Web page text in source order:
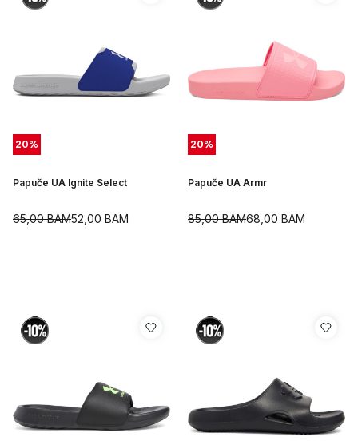
20%
Papuče UA Ignite Select
52,00 BAM
65,00BAM
20%
Papuče UA Armr
68,00 BAM
85,00BAM